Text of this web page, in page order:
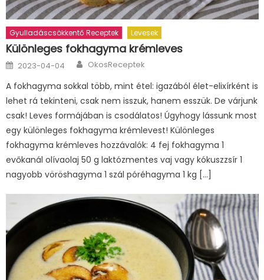
Gyulladáscsökkentő Receptek Levesek
Különleges fokhagyma krémleves
Posted
on
2023-04-04 Author
OkosReceptek
A fokhagyma sokkal több, mint étel: igazából élet-elixírként is
lehet rá tekinteni, csak nem isszuk, hanem esszük. De várjunk
csak! Leves formájában is csodálatos! Úgyhogy lássunk most
egy különleges fokhagyma krémlevest! Különleges
fokhagyma krémleves hozzávalók: 4 fej fokhagyma 1
evőkanál olívaolaj 50 g laktózmentes vaj vagy kókuszzsír 1
nagyobb vöröshagyma 1 szál póréhagyma 1 kg […]